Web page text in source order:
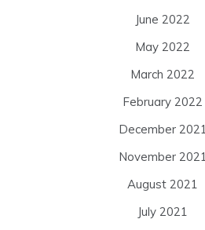
June 2022
May 2022
March 2022
February 2022
December 2021
November 2021
August 2021
July 2021